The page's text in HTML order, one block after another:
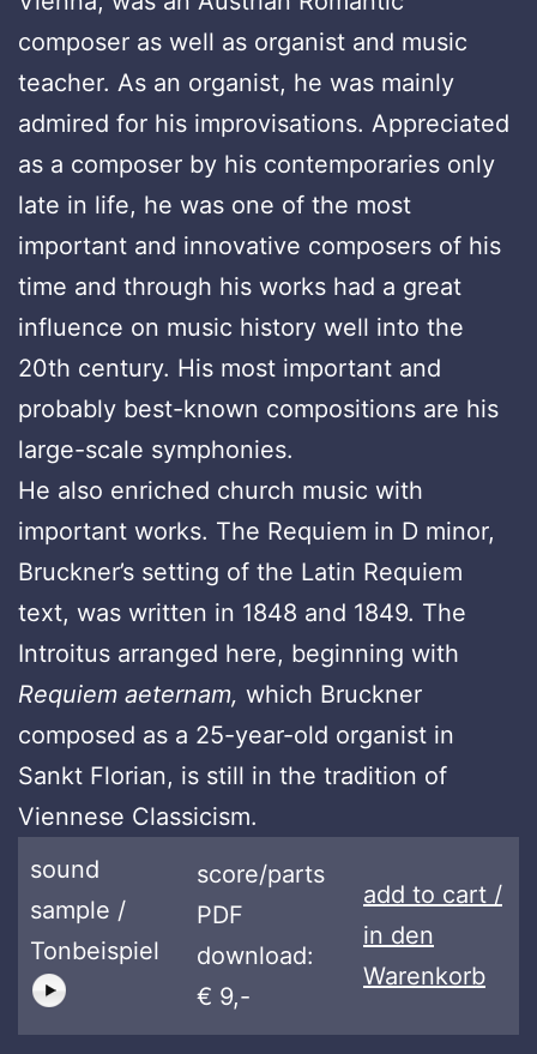
composer as well as organist and music
teacher. As an organist, he was mainly
admired for his improvisations. Appreciated
as a composer by his contemporaries only
late in life, he was one of the most
important and innovative composers of his
time and through his works had a great
influence on music history well into the
20th century. His most important and
probably best-known compositions are his
large-scale symphonies.
He also enriched church music with
important works. The Requiem in D minor,
Bruckner’s setting of the Latin Requiem
text, was written in 1848 and 1849. The
Introitus arranged here, beginning with
Requiem aeternam, which Bruckner
composed as a 25-year-old organist in
Sankt Florian, is still in the tradition of
Viennese Classicism.
sound
sample /
Tonbeispiel
score/parts
PDF
download:
€ 9,-
add to cart /
in den
Warenkorb